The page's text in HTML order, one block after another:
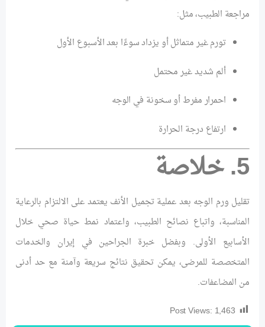
مراجعة الطبيب، مثل:
تورم غير متماثل أو يزداد سوءًا بعد الأسبوع الأول
ألم شديد غير محتمل
احمرار مفرط أو سخونة في الوجه
ارتفاع درجة الحرارة
5. خلاصة
تقليل ورم الوجه بعد عملية تجميل الأنف يعتمد على الالتزام بالرعاية
المناسبة، واتباع نصائح الطبيب، واعتماد نمط حياة صحي خلال
الأسابيع الأولى. وبفضل خبرة الجراحين في إيران والخدمات
المتخصصة للمرضى، يمكن تحقيق نتائج سريعة وآمنة مع حد أدنى
من المضاعفات.
Post Views: 1,463